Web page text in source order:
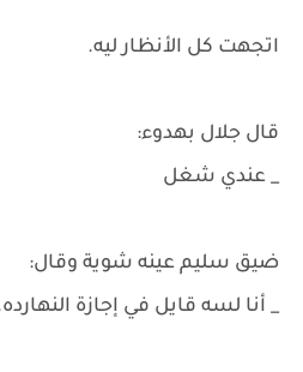
اتجهت كل الأنظار ليه.
قال جلال بهدوء:
_ عندي شغل
ضيق سليم عينه شوية وقال:
_ أنا لسه قايل في إجازة